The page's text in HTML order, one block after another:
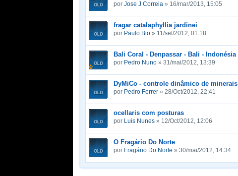
por Jose J Correia » 16/mar/2013, 15:05
fragar catalaphyllia jardinei
por Paulo Bio » 11/set/2012, 01:18
Bali Coral - Denpassar - Bali - Indonésia
por Pedro Nuno » 31/mai/2012, 13:39
DyMiCo - controle dinâmico de minerais
por Pedro Ferrer » 28/Oct/2012, 22:41
ocellaris com posturas
por Luis Nunes » 12/Oct/2012, 12:06
O Fragário Do Norte
por Fragário Do Norte » 30/mai/2012, 14:34